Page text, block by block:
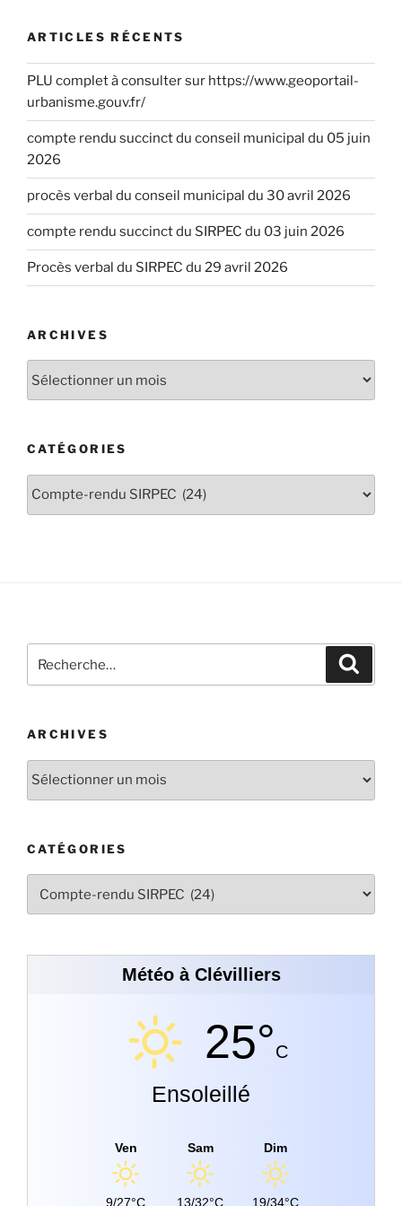
ARTICLES RÉCENTS
PLU complet à consulter sur https://www.geoportail-
urbanisme.gouv.fr/
compte rendu succinct du conseil municipal du 05 juin
2026
procès verbal du conseil municipal du 30 avril 2026
compte rendu succinct du SIRPEC du 03 juin 2026
Procès verbal du SIRPEC du 29 avril 2026
ARCHIVES
CATÉGORIES
ARCHIVES
CATÉGORIES
Météo à Clévilliers
25°C
Ensoleillé
Ven
9/27°C
Sam
13/32°C
Dim
19/34°C